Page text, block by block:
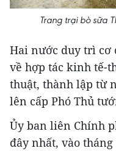
Trang trại bò sữa
Hai nước duy trì cơ
về hợp tác kinh tế-
thuật, thành lập từ
lên cấp Phó Thủ
Ủy ban liên Chính
đây nhất, vào